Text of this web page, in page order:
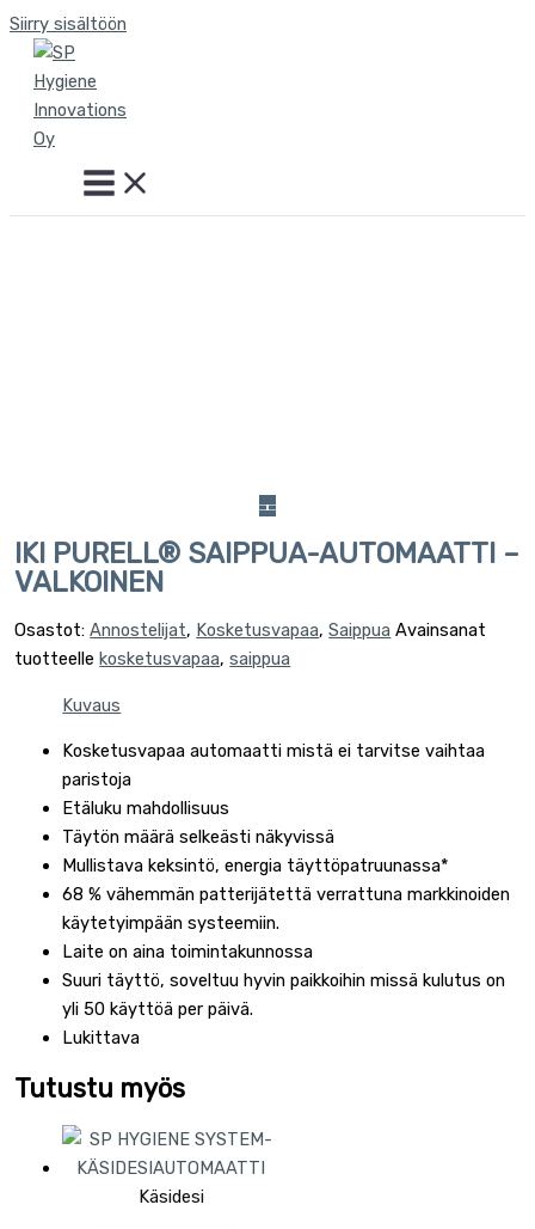
Siirry sisältöön
IKI PURELL® SAIPPUA-AUTOMAATTI –
VALKOINEN
Osastot:Annostelijat, Kosketusvapaa,Saippua Avainsanat
tuotteellekosketusvapaa,saippua
Kuvaus
Kosketusvapaa automaatti mistä ei tarvitse vaihtaa
paristoja
Etäluku mahdollisuus
Täytön määrä selkeästi näkyvissä
Mullistava keksintö, energia täyttöpatruunassa*
68 % vähemmän patterijätettä verrattuna markkinoiden
käytetyimpään systeemiin.
Laite on aina toimintakunnossa
Suuri täyttö, soveltuu hyvin paikkoihin missä kulutus on
yli 50 käyttöä per päivä.
Lukittava
Tutustu myös
Käsidesi